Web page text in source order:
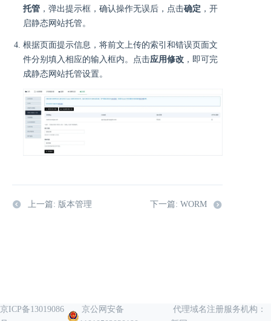
托管 ，弹出提示框，确认操作无误后，点击确定 ，开
启静态网站托管。
根据页面提示信息，将前文上传的索引和错误页面文
件分别填入相应的输入框内。点击应用修改 ，即可完
成静态网站托管设置。
上一篇: 版本管理 下一篇: WORM
京ICP备13019086
京公网安备
代理域名注册服务机构：